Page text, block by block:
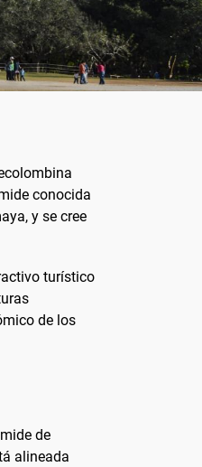
conocida
y se cree
turístico
de los
de
alineada